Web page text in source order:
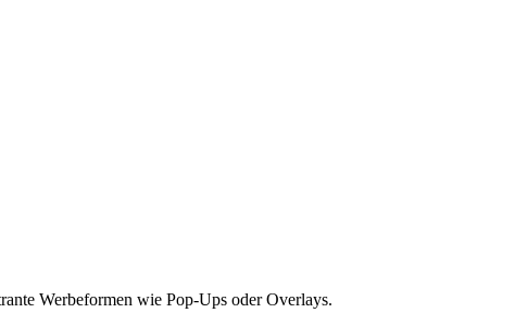
Werbeformen wie Pop-Ups oder Overlays.